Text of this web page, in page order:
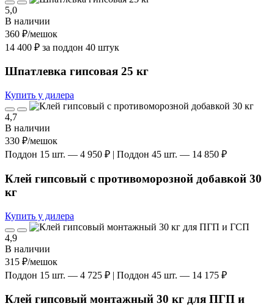
5,0
В наличии
360 ₽/мешок
14 400 ₽ за поддон 40 штук
Шпатлевка гипсовая 25 кг
Купить у дилера
4,7
В наличии
330 ₽/мешок
Поддон 15 шт. — 4 950 ₽ | Поддон 45 шт. — 14 850 ₽
Клей гипсовый с противоморозной добавкой 30
кг
Купить у дилера
4,9
В наличии
315 ₽/мешок
Поддон 15 шт. — 4 725 ₽ | Поддон 45 шт. — 14 175 ₽
Клей гипсовый монтажный 30 кг для ПГП и